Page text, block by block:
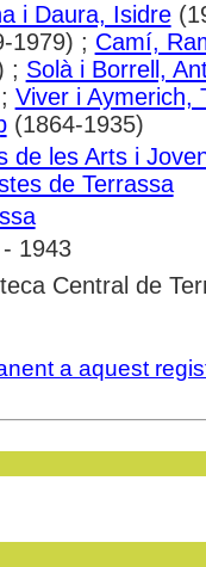
i Daura, Isidre
1979) ; Camí,
; Solà i Borrell,
Viver i Aymerich,
(1864-1935)
de les Arts i
de Terrassa
1943
Central de
a aquest